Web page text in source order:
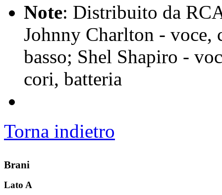
Note: Distribuito da
Johnny Charlton - voce,
basso; Shel Shapiro -
cori, batteria
Torna indietro
Brani
Lato A